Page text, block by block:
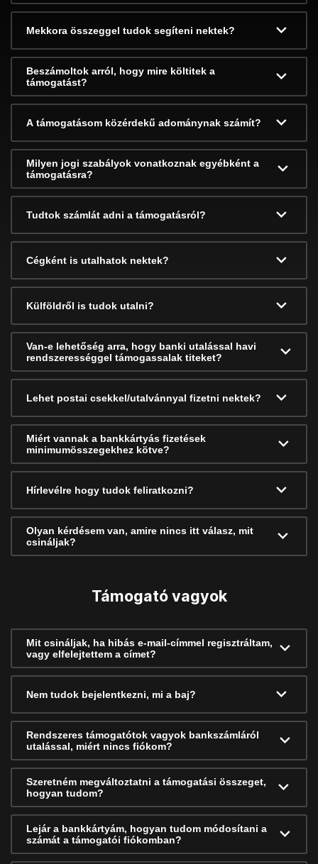
Mekkora összeggel tudok segíteni nektek?
Beszámoltok arról, hogy mire költitek a
támogatást?
A támogatásom közérdekű adománynak számít?
Milyen jogi szabályok vonatkoznak egyébként a
támogatásra?
Tudtok számlát adni a támogatásról?
Cégként is utalhatok nektek?
Külföldről is tudok utalni?
Van-e lehetőség arra, hogy banki utalással havi
rendszerességgel támogassalak titeket?
Lehet postai csekkel/utalvánnyal fizetni nektek?
Miért vannak a bankkártyás fizetések
minimumösszegekhez kötve?
Hírlevélre hogy tudok feliratkozni?
Olyan kérdésem van, amire nincs itt válasz, mit
csináljak?
Támogató vagyok
Mit csináljak, ha hibás e-mail-címmel regisztráltam,
vagy elfelejtettem a címet?
Nem tudok bejelentkezni, mi a baj?
Rendszeres támogatótok vagyok bankszámláról
utalással, miért nincs fiókom?
Szeretném megváltoztatni a támogatási összeget,
hogyan tudom?
Lejár a bankkártyám, hogyan tudom módosítani a
számát a támogatói fiókomban?